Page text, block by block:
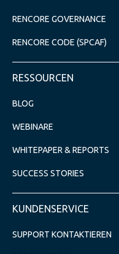
RENCORE GOVERNANCE
RENCORE CODE (SPCAF)
RESSOURCEN
BLOG
WEBINARE
WHITEPAPER & REPORTS
SUCCESS STORIES
KUNDENSERVICE
SUPPORT KONTAKTIEREN